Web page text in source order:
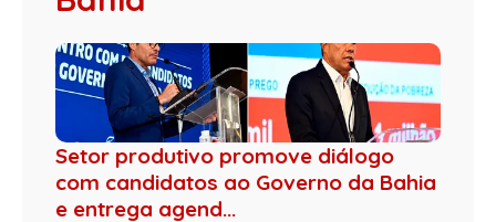
Setor produtivo promove diálogo
com candidatos ao Governo da Bahia
e entrega agend...